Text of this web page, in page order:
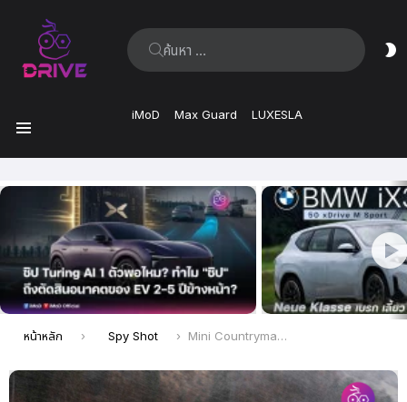
ค้นหา:
iMoD Max Guard LUXESLA
ล่าสุด
คุณอยู่ที่นี่:
หน้าหลัก Spy Shot Mini Countryman Electric เสริมทัพรถไฟฟ้ารุ่นใหม่ของ Mini จะเริ่มผลิตในปีนี้ที่ประเทศเยอรมนี